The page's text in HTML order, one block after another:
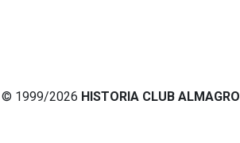
© 1999/2026 HISTORIA CLUB ALMAGRO